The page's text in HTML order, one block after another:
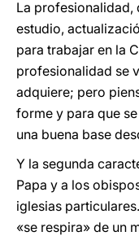
La profesionalidad,
estudio,
para trabajar en la
profesionalidad se
adquiere; pero
forme y para que
una buena base
Y la segunda
Papa y a los
iglesias
«se respira» de un